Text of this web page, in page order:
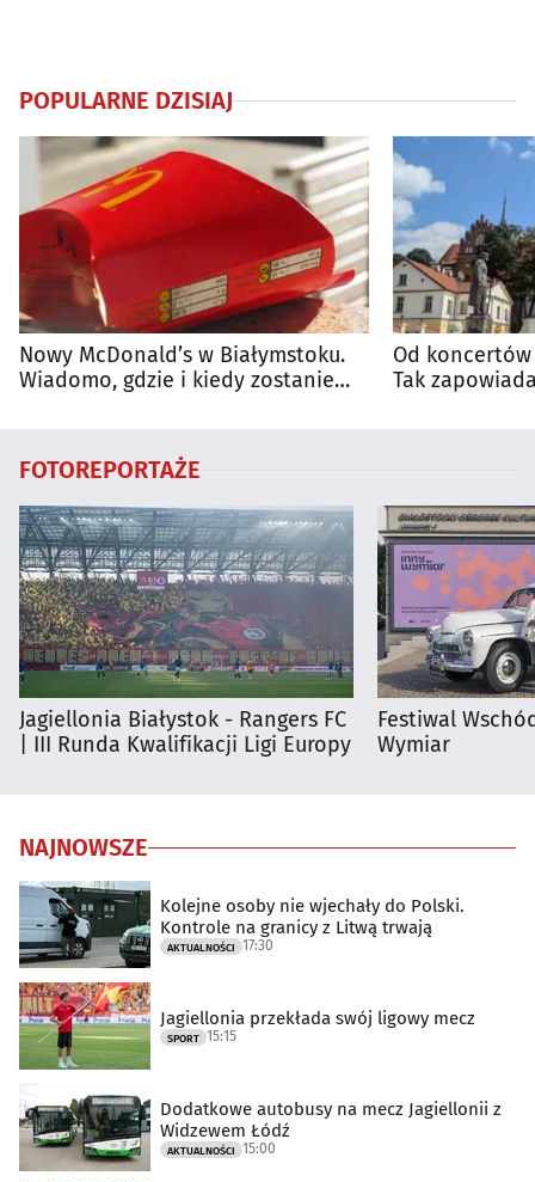
POPULARNE DZISIAJ
Nowy McDonald’s w Białymstoku.
Wiadomo, gdzie i kiedy zostanie
Od
Tak
FOTOREPORTAŻE
Jagiellonia Białystok - Rangers FC
| III Runda Kwalifikacji Ligi Europy
Festiwal
Wymiar
NAJNOWSZE
Kolejne osoby nie wjechały do Polski.
Kontrole na granicy z Litwą trwają
AKTUALNOŚCI 17:30
Jagiellonia przekłada swój ligowy mecz
SPORT 15:15
Dodatkowe autobusy na mecz Jagiellonii z
Widzewem Łódź
AKTUALNOŚCI 15:00